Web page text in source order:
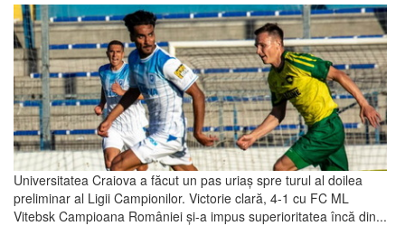
Universitatea Craiova a făcut un pas uriaș spre turul al doilea
preliminar al Ligii Campionilor. Victorie clară, 4-1 cu FC ML
Vitebsk Campioana României și-a impus superioritatea încă din...